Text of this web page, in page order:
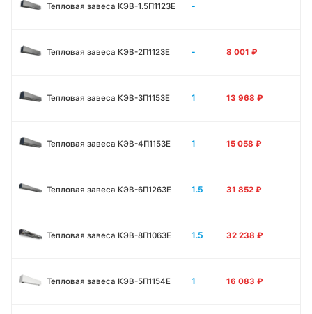
Тепловая завеса КЭВ-1.5П1123E -
Тепловая завеса КЭВ-2П1123E - 8 001 ₽
Тепловая завеса КЭВ-3П1153E 1 13 968 ₽
Тепловая завеса КЭВ-4П1153E 1 15 058 ₽
Тепловая завеса КЭВ-6П1263E 1.5 31 852 ₽
Тепловая завеса КЭВ-8П1063E 1.5 32 238 ₽
Тепловая завеса КЭВ-5П1154E 1 16 083 ₽